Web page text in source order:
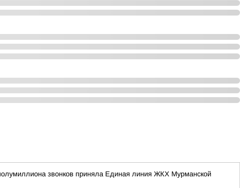
звонков приняла Единая линия ЖКХ Мурманской